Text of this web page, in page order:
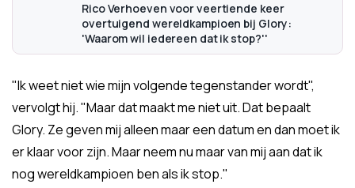
Rico Verhoeven voor veertiende keer
overtuigend wereldkampioen bij Glory:
'Waarom wil iedereen dat ik stop?''
"Ik weet niet wie mijn volgende tegenstander wordt",
vervolgt hij. "Maar dat maakt me niet uit. Dat bepaalt
Glory. Ze geven mij alleen maar een datum en dan moet ik
er klaar voor zijn. Maar neem nu maar van mij aan dat ik
nog wereldkampioen ben als ik stop."